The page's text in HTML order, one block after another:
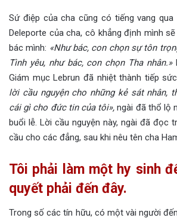
Sứ điệp của cha cũng có tiếng vang
Deleporte của cha, cô khẳng định mình
bác mình: «Như bác, con chọn sự tôn
Tình yêu, như bác, con chọn Tha nhân.»
Giám mục Lebrun đã nhiệt thành tiếp
lời cầu nguyện cho những kẻ sát nhân,
cái gì cho đức tin của tôi», ngài đã thổ lộ
buổi lễ. Lời cầu nguyện này, ngài đã đọc
cầu cho các đẳng, sau khi nêu tên cha
Tôi phải làm một hy sinh
quyết phải đến đây.
Trong số các tín hữu, có một vài người